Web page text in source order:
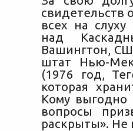
свидетельств
всех на
над
Вашингтон,
штат Нью-
(1976 год,
которая
Кому выгодно
вопросы
раскрыты». Не